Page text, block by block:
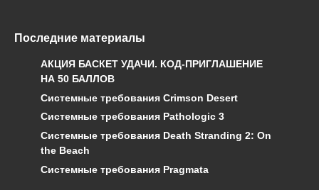
Последние материалы
АКЦИЯ БАСКЕТ УДАЧИ. КОД-ПРИГЛАШЕНИЕ
НА 50 БАЛЛОВ
Системные требования Crimson Desert
Системные требования Pathologic 3
Системные требования Death Stranding 2: On
the Beach
Системные требования Pragmata